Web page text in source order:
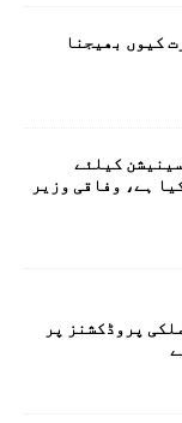
کیوں بھیجنا
کیلئے
کیا ہے، وفاقی وزیر
پروڈکشنز پر